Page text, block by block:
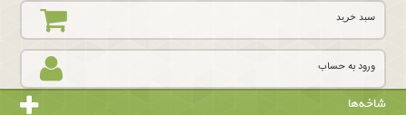
ورود به حساب
سبد خرید
شاخه‌ها